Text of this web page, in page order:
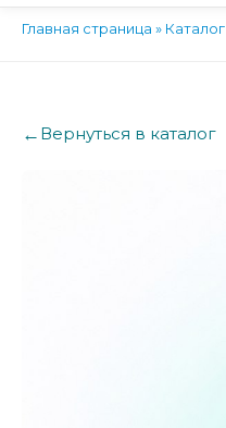
Главная страница » Каталог
← Вернуться в каталог